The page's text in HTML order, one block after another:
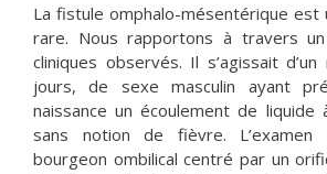
La fistule omphalo-mésentérique est
rare. Nous rapportons à travers
cliniques observés. Il s’agissait
jours, de sexe masculin ayant
naissance un écoulement de liquide
sans notion de fièvre. L’examen
bourgeon ombilical centré par un